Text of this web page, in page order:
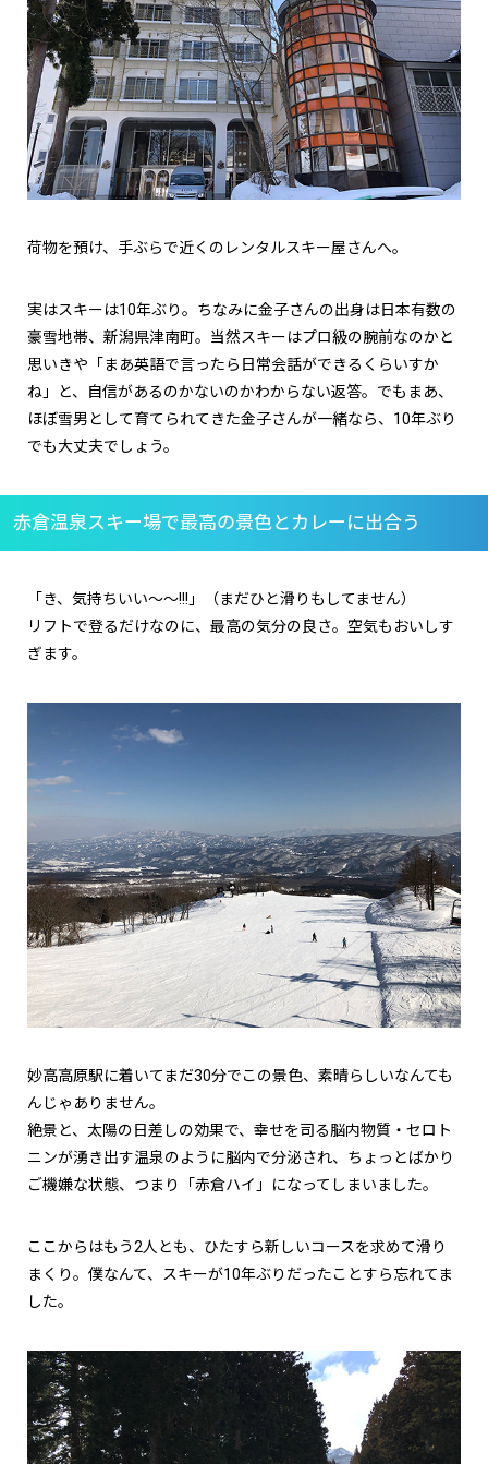
荷物を預け、手ぶらで近くのレンタルスキー屋さんへ。
実はスキーは10年ぶり。ちなみに金子さんの出身は日本有数の
豪雪地帯、新潟県津南町。当然スキーはプロ級の腕前なのかと
思いきや「まあ英語で言ったら日常会話ができるくらいすか
ね」と、自信があるのかないのかわからない返答。でもまあ、
ほぼ雪男として育てられてきた金子さんが一緒なら、10年ぶり
でも大丈夫でしょう。
赤倉温泉スキー場で最高の景色とカレーに出合う
「き、気持ちいい～～!!!」（まだひと滑りもしてません）
リフトで登るだけなのに、最高の気分の良さ。空気もおいしす
ぎます。
妙高高原駅に着いてまだ30分でこの景色、素晴らしいなんても
んじゃありません。
絶景と、太陽の日差しの効果で、幸せを司る脳内物質・セロト
ニンが湧き出す温泉のように脳内で分泌され、ちょっとばかり
ご機嫌な状態、つまり「赤倉ハイ」になってしまいました。
ここからはもう2人とも、ひたすら新しいコースを求めて滑り
まくり。僕なんて、スキーが10年ぶりだったことすら忘れてま
した。